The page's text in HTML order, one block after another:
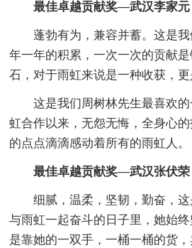
最佳卓越贡献奖—武汉李家元
蓬勃有为，兼容并蓄。这是
年一年的积累，一次一次的贡献
石，对于雨虹来说是一种收获，更
这是我们周树林先生最喜欢
虹合作以来，无怨无悔，全身心
的点点滴滴感动着所有的雨虹人。
最佳卓越贡献奖—武汉张伏荣
细腻，温柔，坚韧，勤奋，
与雨虹一起奋斗的日子里，她始
是靠她的一双手，一桶一桶的货